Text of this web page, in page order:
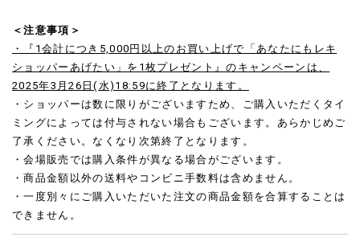
＜注意事項＞
・『1会計につき5,000円以上のお買い上げで「あなたにもレキ
ショッパーあげたい」を1枚プレゼント』のキャンペーンは、
2025年3月26日(水)18:59に終了となります。
・ショッパーは数に限りがございますため、ご購入いただくタイ
ミングによっては付与されない場合もございます。あらかじめご
了承ください。なくなり次第終了となります。
・会場販売では購入条件が異なる場合がございます。
・商品金額以外の送料やコンビニ手数料は含めません。
・一度別々にご購入いただいた注文の商品金額を合算することは
できません。